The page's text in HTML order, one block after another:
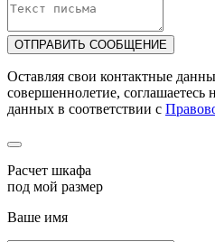
ОТПРАВИТЬ СООБЩЕНИЕ
Оставляя свои контактные
совершеннолетие, соглашаетесь
данных в соответствии с
Расчет шкафа
под мой размер
Ваше имя